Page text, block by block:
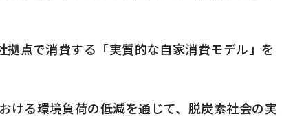
点で消費する「実質的な自家消費モデル」を
ける環境負荷の低減を通じて、脱炭素社会の実